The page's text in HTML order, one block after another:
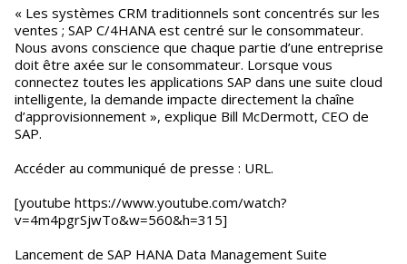
« Les systèmes CRM traditionnels sont concentrés sur les
ventes ; SAP C/4HANA est centré sur le consommateur.
Nous avons conscience que chaque partie d’une entreprise
doit être axée sur le consommateur. Lorsque vous
connectez toutes les applications SAP dans une suite cloud
intelligente, la demande impacte directement la chaîne
d’approvisionnement », explique Bill McDermott, CEO de
SAP.
Accéder au communiqué de presse : URL.
[youtube https://www.youtube.com/watch?
v=4m4pgrSjwTo&w=560&h=315]
Lancement de SAP HANA Data Management Suite